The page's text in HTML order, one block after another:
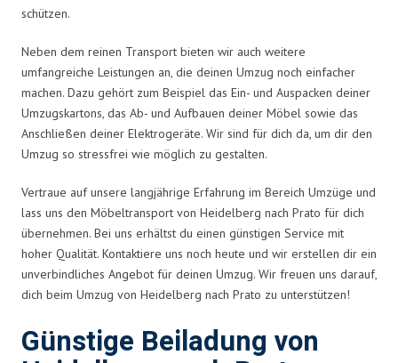
schützen.
Neben dem reinen Transport bieten wir auch weitere
umfangreiche Leistungen an, die deinen Umzug noch einfacher
machen. Dazu gehört zum Beispiel das Ein- und Auspacken deiner
Umzugskartons, das Ab- und Aufbauen deiner Möbel sowie das
Anschließen deiner Elektrogeräte. Wir sind für dich da, um dir den
Umzug so stressfrei wie möglich zu gestalten.
Vertraue auf unsere langjährige Erfahrung im Bereich Umzüge und
lass uns den Möbeltransport von Heidelberg nach Prato für dich
übernehmen. Bei uns erhältst du einen günstigen Service mit
hoher Qualität. Kontaktiere uns noch heute und wir erstellen dir ein
unverbindliches Angebot für deinen Umzug. Wir freuen uns darauf,
dich beim Umzug von Heidelberg nach Prato zu unterstützen!
Günstige Beiladung von